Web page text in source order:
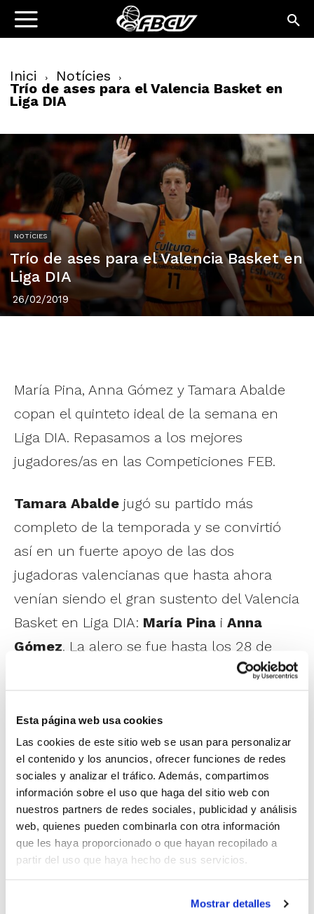
Esta página web usa cookies
Las cookies de este sitio web se usan para personalizar
el contenido y los anuncios, ofrecer funciones de redes
sociales y analizar el tráfico. Además, compartimos
información sobre el uso que haga del sitio web con
nuestros partners de redes sociales, publicidad y análisis
web, quienes pueden combinarla con otra información
que les haya proporcionado o que hayan recopilado a
partir del uso que haya hecho de sus servicios.
Mostrar detalles
Inici Notícies
Trío de ases para el Valencia Basket en
Liga DIA
NOTÍCIES
Trío de ases para el Valencia Basket en
Liga DIA
26/02/2019
María Pina, Anna Gómez y Tamara Abalde
copan el quinteto ideal de la semana en
Liga DIA. Repasamos a los mejores
jugadores/as en las Competiciones FEB.
Tamara Abalde jugó su partido más
completo de la temporada y se convirtió
así en un fuerte apoyo de las dos
jugadoras valencianas que hasta ahora
venían siendo el gran sustento del Valencia
Basket en Liga DIA: María Pina i Anna
Gómez. La alero se fue hasta los 28 de
valoración con 14 puntos, 10 rebotes y 5
asistencias, además de anotar 8 puntos y
capturar otros 8 rebotes; y Tamara
acumuló también 29 puntos de valoración
con unos excelentes porcentajes de tiro y
la contribución al rebote del equipo.
En Liga EBA también hay dos valencianos
Clasificatoria el más valorado ha